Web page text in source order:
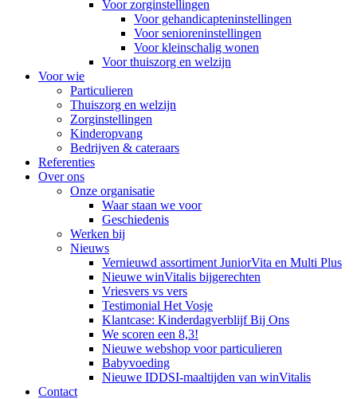
Voor zorginstellingen
Voor gehandicapteninstellingen
Voor senioreninstellingen
Voor kleinschalig wonen
Voor thuiszorg en welzijn
Voor wie
Particulieren
Thuiszorg en welzijn
Zorginstellingen
Kinderopvang
Bedrijven & cateraars
Referenties
Over ons
Onze organisatie
Waar staan we voor
Geschiedenis
Werken bij
Nieuws
Vernieuwd assortiment JuniorVita en Multi Plus
Nieuwe winVitalis bijgerechten
Vriesvers vs vers
Testimonial Het Vosje
Klantcase: Kinderdagverblijf Bij Ons
We scoren een 8,3!
Nieuwe webshop voor particulieren
Babyvoeding
Nieuwe IDDSI-maaltijden van winVitalis
Contact